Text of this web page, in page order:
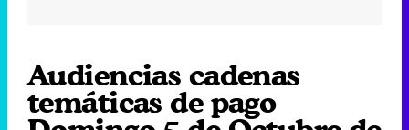
Audiencias cadenas
temáticas de pago